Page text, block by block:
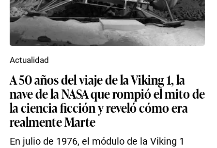
A 50 años del viaje de la Viking 1, la
nave de la NASA que rompió el mito de
la ciencia ficción y reveló cómo era
realmente Marte
En julio de 1976, el módulo de la Viking 1
Actualidad